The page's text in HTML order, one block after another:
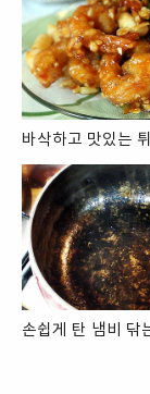
바삭하고 맛있는
손쉽게 탄 냄비 닦